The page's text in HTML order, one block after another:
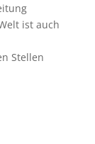
ist auch
Stellen